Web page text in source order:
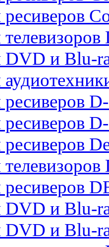
DVD и Blu-
DVD и Blu-
DVD и Blu-